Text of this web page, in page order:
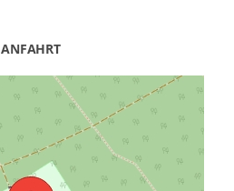
ANFAHRT